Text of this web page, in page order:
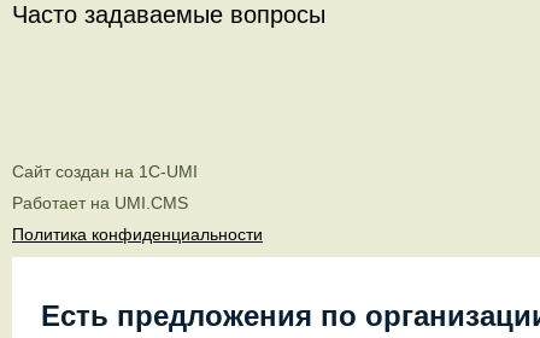
Часто задаваемые вопросы
Сайт создан на 1C-UMI
Работает на UMI.CMS
Политика конфиденциальности
Есть предложения по